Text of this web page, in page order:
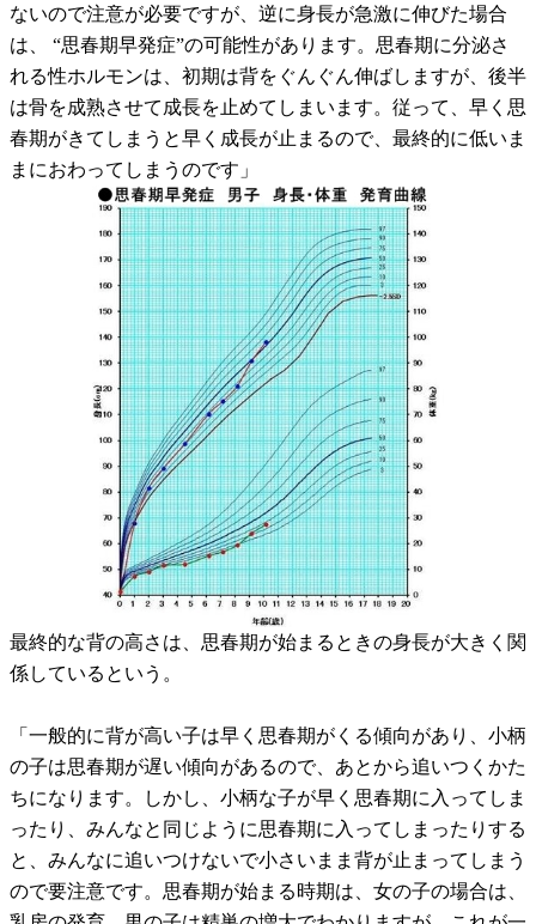
ないので注意が必要ですが、逆に身長が急激に伸びた場合
は、 “思春期早発症”の可能性があります。思春期に分泌さ
れる性ホルモンは、初期は背をぐんぐん伸ばしますが、後半
は骨を成熟させて成長を止めてしまいます。従って、早く思
春期がきてしまうと早く成長が止まるので、最終的に低いま
まにおわってしまうのです」
最終的な背の高さは、思春期が始まるときの身長が大きく関
係しているという。
「一般的に背が高い子は早く思春期がくる傾向があり、小柄
の子は思春期が遅い傾向があるので、あとから追いつくかた
ちになります。しかし、小柄な子が早く思春期に入ってしま
ったり、みんなと同じように思春期に入ってしまったりする
と、みんなに追いつけないで小さいまま背が止まってしまう
ので要注意です。思春期が始まる時期は、女の子の場合は、